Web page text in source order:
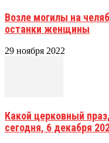
Возле могилы на
останки женщины
29 ноября 2022
Какой церковный
сегодня, 6 декабря